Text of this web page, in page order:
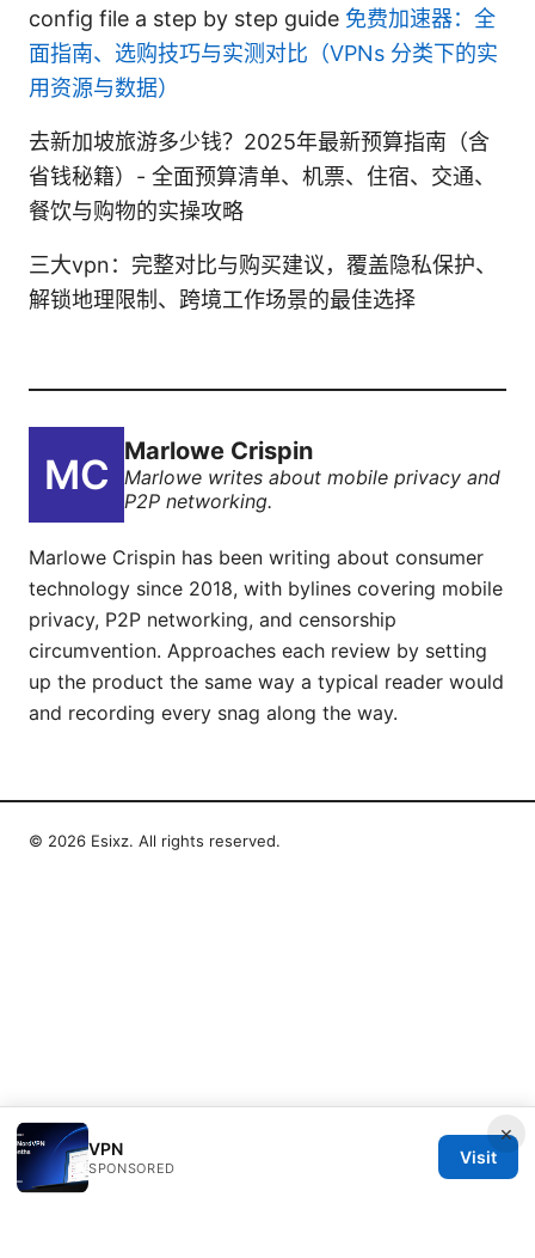
config file a step by step guide 免费加速器：全
面指南、选购技巧与实测对比（VPNs 分类下的实
用资源与数据）
去新加坡旅游多少钱？2025年最新预算指南（含
省钱秘籍）- 全面预算清单、机票、住宿、交通、
餐饮与购物的实操攻略
三大vpn：完整对比与购买建议，覆盖隐私保护、
解锁地理限制、跨境工作场景的最佳选择
Marlowe Crispin
Marlowe writes about mobile privacy and
P2P networking.
Marlowe Crispin has been writing about consumer
technology since 2018, with bylines covering mobile
privacy, P2P networking, and censorship
circumvention. Approaches each review by setting
up the product the same way a typical reader would
and recording every snag along the way.
×
VPN
SPONSORED
Visit
© 2026 Esixz. All rights reserved.